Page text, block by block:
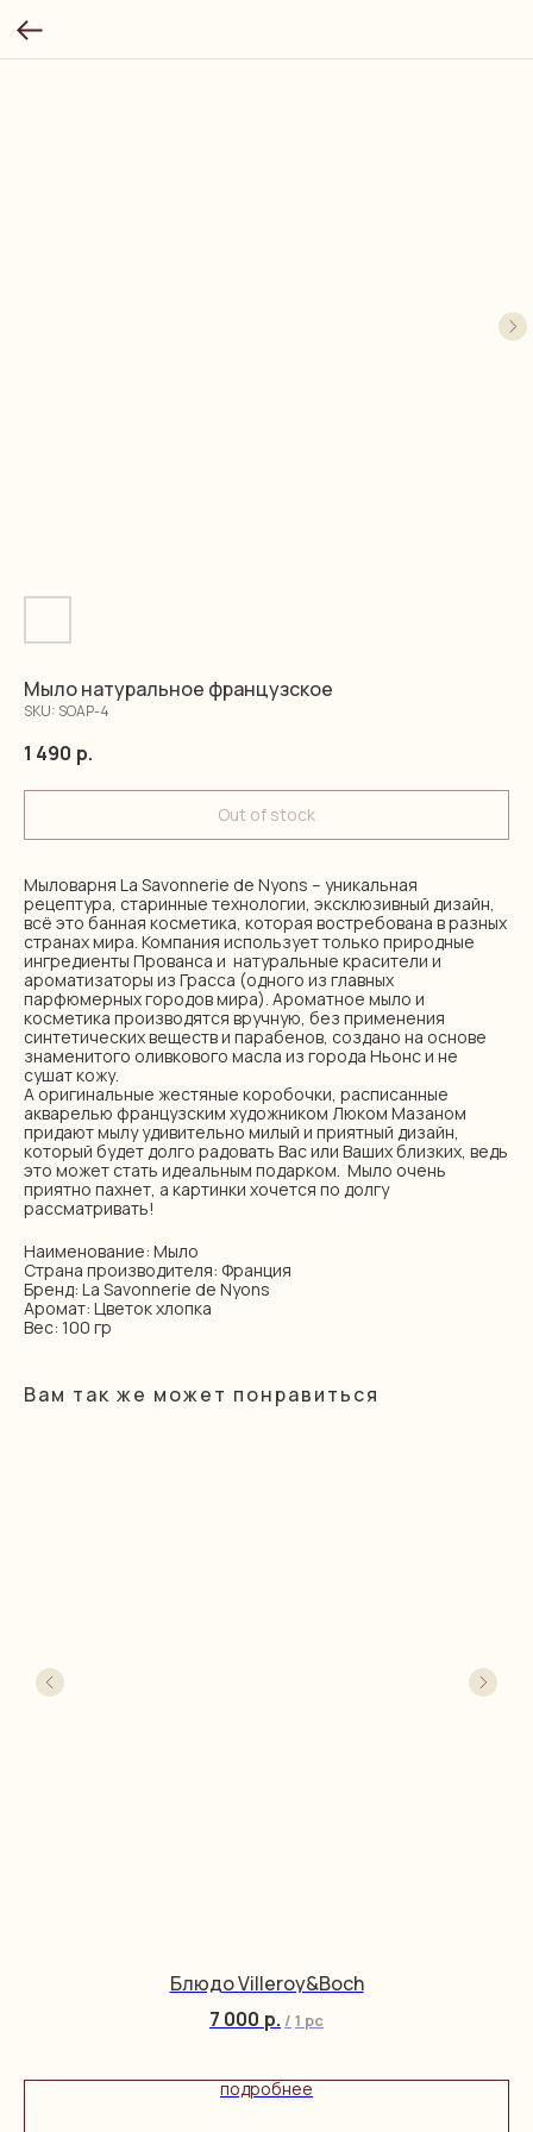
Мыло натуральное французское
SKU: SOAP-4
1 490 р.
Out of stock
Мыловарня La Savonnerie de Nyons – уникальная
рецептура, старинные технологии, эксклюзивный дизайн,
всё это банная косметика, которая востребована в разных
странах мира. Компания использует только природные
ингредиенты Прованса и натуральные красители и
ароматизаторы из Грасса (одного из главных
парфюмерных городов мира). Ароматное мыло и
косметика производятся вручную, без применения
синтетических веществ и парабенов, создано на основе
знаменитого оливкового масла из города Ньонс и не
сушат кожу.
А оригинальные жестяные коробочки, расписанные
акварелью французским художником Люком Мазаном
придают мылу удивительно милый и приятный дизайн,
который будет долго радовать Вас или Ваших близких, ведь
это может стать идеальным подарком. Мыло очень
приятно пахнет, а картинки хочется по долгу
рассматривать!
Наименование: Мыло
Страна производителя: Франция
Бренд: La Savonnerie de Nyons
Аромат: Цветок хлопка
Вес: 100 гр
Вам так же может понравиться
Блюдо Villeroy&Boch
7 000 р. / 1 pc
подробнее